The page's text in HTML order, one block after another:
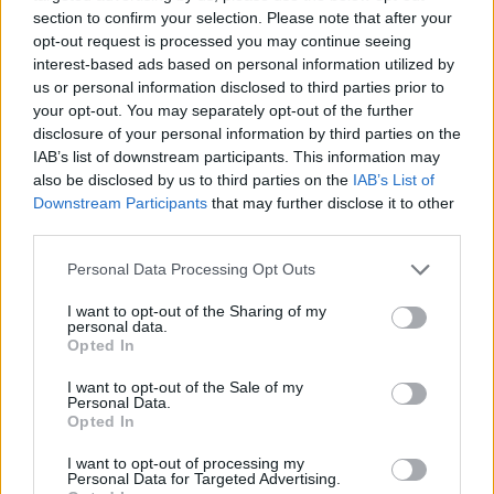
section to confirm your selection. Please note that after your
opt-out request is processed you may continue seeing
interest-based ads based on personal information utilized by
us or personal information disclosed to third parties prior to
your opt-out. You may separately opt-out of the further
disclosure of your personal information by third parties on the
IAB’s list of downstream participants. This information may
also be disclosed by us to third parties on the IAB’s List of
Downstream Participants that may further disclose it to other
Please note that this website/app uses one or more Google
not limited to your visit or usage behaviour. You may click to
grant or deny consent to Google and its third-party tags to
use your data for below specified purposes in below Google
consent section.
Personal Data Processing Opt Outs
I want to opt-out of the Sharing of my
personal data.
Opted In
I want to opt-out of the Sale of my
Personal Data.
Opted In
I want to opt-out of processing my
Personal Data for Targeted Advertising.
Címlapfotó: freestocks / Unsplash